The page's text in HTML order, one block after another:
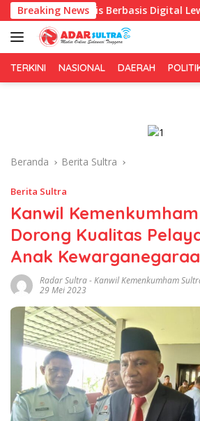
Langsung
ke
konten
Breaking News
Berbasis Digital Lewat KKN Tematik
TERKINI NASIONAL DAERAH
Beranda Berita Sultra
Berita Sultra
Kanwil
Dorong Kualitas
Anak
Radar Sultra-Kanwil Kemenkumham
29 Mei 2023